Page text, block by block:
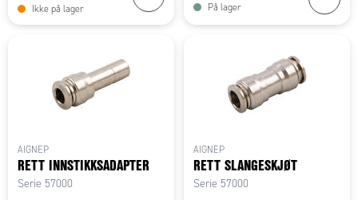
Ikke på lager
På lager
AIGNEP
RETT INNSTIKKSADAPTER
Serie 57000
AIGNEP
RETT SLANGESKJØT
Serie 57000